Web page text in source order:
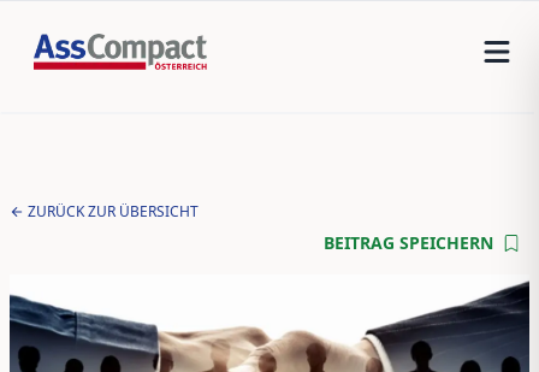
ZURÜCK ZUR ÜBERSICHT
BEITRAG SPEICHERN